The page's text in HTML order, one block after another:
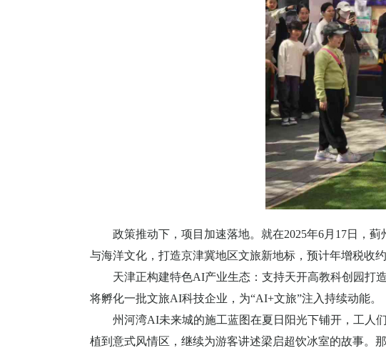
政策推动下，项目加速落地。就在2025年6月 17日，蓟
与海洋文化，打造京津冀地区文旅新地标，预计年增税收约
天津正构建特色AI产业生态：支持天开高教科创园打
将孵化一批文旅AI科技企业，为“AI+文旅”注入持续动能。
州河湾AI未来城的施工蓝图在夏日阳光下铺开，工人
植到意式风情区，继续为游客讲述梁启超饮冰室的故事。